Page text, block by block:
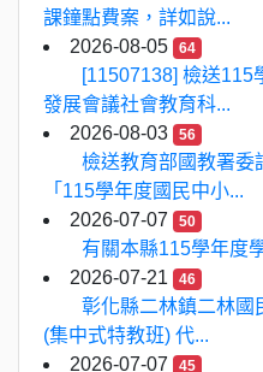
課鐘點費案，詳如說...
2026-08-05
64
[11507138] 檢送115
發展會議社會教育科...
2026-08-03
56
檢送教育部國教署委
「115學年度國民中小...
2026-07-07
50
有關本縣115學年度
2026-07-21
46
彰化縣二林鎮二林國
(集中式特教班) 代...
2026-07-07
45